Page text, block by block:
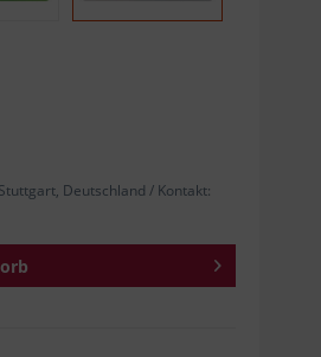
Deutschland / Kontakt: